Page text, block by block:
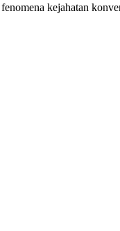
kejahatan